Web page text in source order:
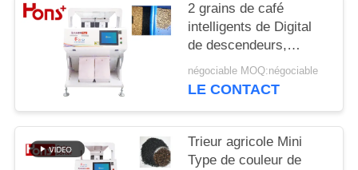
PRIVACY
POLICY
2 grains de café
intelligents de Digital
de descendeurs,
trieuse de couleur
d'arachide
négociable MOQ:négociable
LE CONTACT
Trieur agricole Mini
Type de couleur de